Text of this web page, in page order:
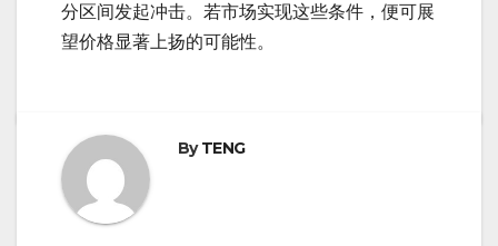
分区间发起冲击。若市场实现这些条件，便可展
望价格显著上扬的可能性。
ByTENG